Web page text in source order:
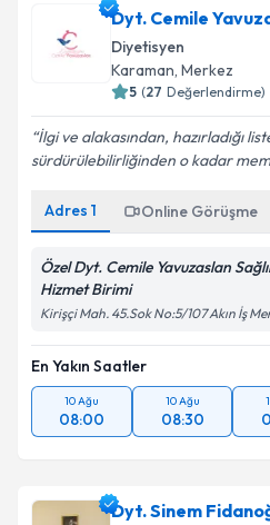
Dyt. Cemile
Diyetisyen
Karaman, Merkez
5 (27 Değerlendirme)
İlgi ve alakasından, hazırladığı
sürdürülebilirliğinden o kadar
Adres 1 Online Görüşme
Özel Dyt. Cemile Yavuzaslan
Hizmet Birimi
Kirişçi Mah. 45.Sok No:5/107 Akın İş
En Yakın Saatler
10 Ağu
08:00
10 Ağu
08:30
Dyt. Sinem